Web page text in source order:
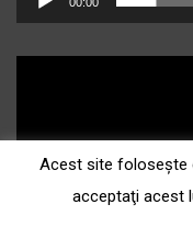
Acest site foloseşte
acceptaţi acest